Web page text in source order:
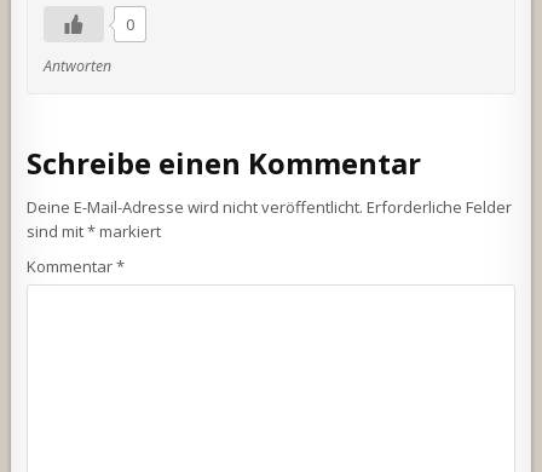
0
Antworten
Schreibe einen Kommentar
Deine E-Mail-Adresse wird nicht veröffentlicht. Erforderliche Felder
sind mit*markiert
Kommentar*